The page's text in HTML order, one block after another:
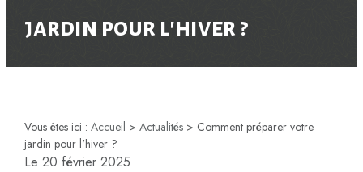
jardin pour l'hiver ?
Vous êtes ici : Accueil > Actualités> Comment préparer votre
jardin pour l'hiver ?
Le 20 février 2025